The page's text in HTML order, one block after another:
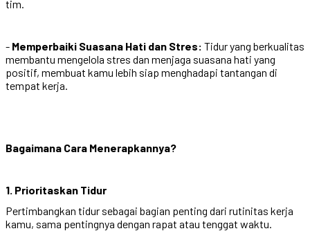
tim.
- Memperbaiki Suasana Hati dan Stres: Tidur yang berkualitas
membantu mengelola stres dan menjaga suasana hati yang
positif, membuat kamu lebih siap menghadapi tantangan di
tempat kerja.
Bagaimana Cara Menerapkannya?
1. Prioritaskan Tidur
Pertimbangkan tidur sebagai bagian penting dari rutinitas kerja
kamu, sama pentingnya dengan rapat atau tenggat waktu.